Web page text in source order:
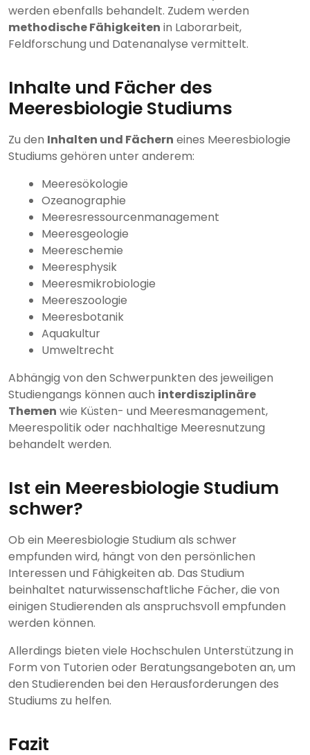
werden ebenfalls behandelt. Zudem werden
methodische Fähigkeiten in Laborarbeit,
Feldforschung und Datenanalyse vermittelt.
Inhalte und Fächer des
Meeresbiologie Studiums
Zu den Inhalten und Fächern eines Meeresbiologie
Studiums gehören unter anderem:
Meeresökologie
Ozeanographie
Meeresressourcenmanagement
Meeresgeologie
Meereschemie
Meeresphysik
Meeresmikrobiologie
Meereszoologie
Meeresbotanik
Aquakultur
Umweltrecht
Abhängig von den Schwerpunkten des jeweiligen
Studiengangs können auch interdisziplinäre
Themen wie Küsten- und Meeresmanagement,
Meerespolitik oder nachhaltige Meeresnutzung
behandelt werden.
Ist ein Meeresbiologie Studium
schwer?
Ob ein Meeresbiologie Studium als schwer
empfunden wird, hängt von den persönlichen
Interessen und Fähigkeiten ab. Das Studium
beinhaltet naturwissenschaftliche Fächer, die von
einigen Studierenden als anspruchsvoll empfunden
werden können.
Allerdings bieten viele Hochschulen Unterstützung in
Form von Tutorien oder Beratungsangeboten an, um
den Studierenden bei den Herausforderungen des
Studiums zu helfen.
Fazit